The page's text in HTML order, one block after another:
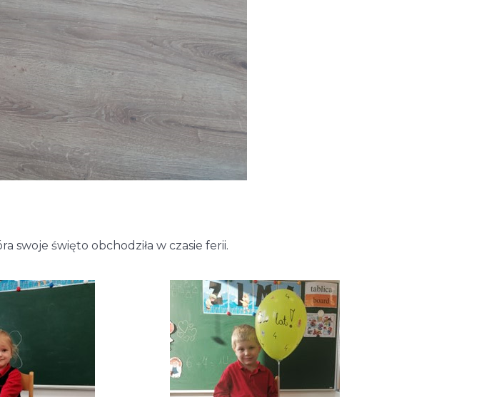
swoje święto obchodziła w czasie ferii.